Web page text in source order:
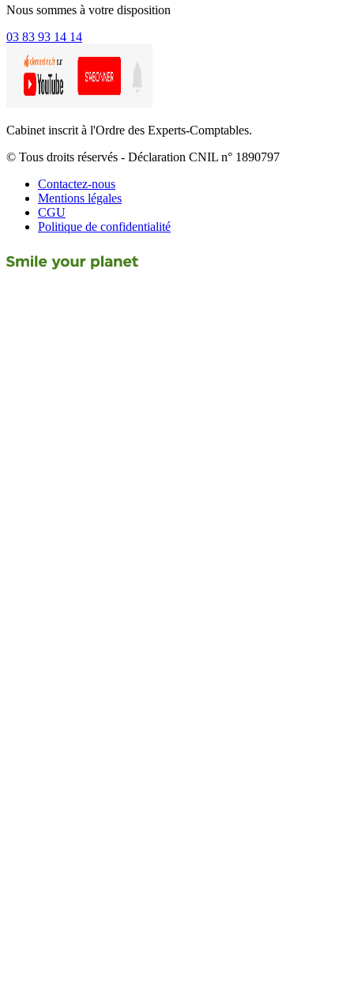
Nous sommes à votre disposition
03 83 93 14 14
Cabinet inscrit à l'Ordre des Experts-Comptables.
© Tous droits réservés - Déclaration CNIL n° 1890797
Contactez-nous
Mentions légales
CGU
Politique de confidentialité